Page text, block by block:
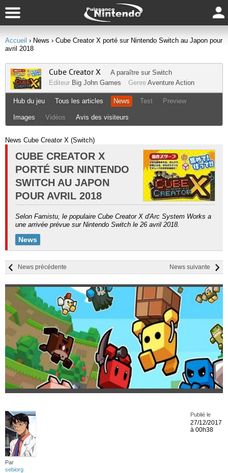
Accueil › News › Cube Creator X porté sur Nintendo Switch au Japon pour
avril 2018
Cube Creator X A paraître sur Switch
Editeur Big John Games Genre Aventure Action
Hub du jeu Tous les articles News Test Preview
Images Vidéos Avis des visiteurs
News Cube Creator X (Switch)
CUBE CREATOR X
PORTÉ SUR NINTENDO
SWITCH AU JAPON
POUR AVRIL 2018
Selon Famistu, le populaire Cube Creator X d'Arc System Works a
une arrivée prévue sur Nintendo Switch le 26 avril 2018.
News
News suivante
News précédente
Par
sebiorg
Publié le
27/12/2017
à 00h38